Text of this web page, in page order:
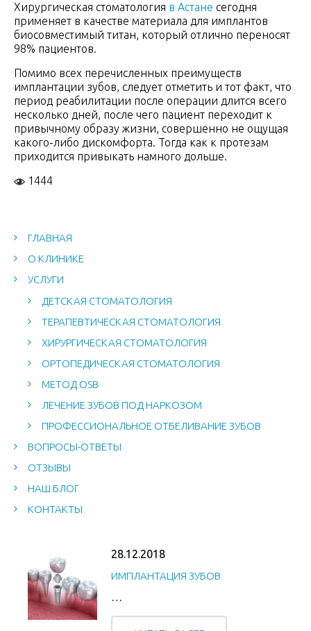
Хирургическая стоматология в Астане сегодня
применяет в качестве материала для имплантов
биосовместимый титан, который отлично переносят
98% пациентов.
Помимо всех перечисленных преимуществ
имплантации зубов, следует отметить и тот факт, что
период реабилитации после операции длится всего
несколько дней, после чего пациент переходит к
привычному образу жизни, совершенно не ощущая
какого-либо дискомфорта. Тогда как к протезам
приходится привыкать намного дольше.
1444
ГЛАВНАЯ
О КЛИНИКЕ
УСЛУГИ
ДЕТСКАЯ СТОМАТОЛОГИЯ
ТЕРАПЕВТИЧЕСКАЯ СТОМАТОЛОГИЯ
ХИРУРГИЧЕСКАЯ СТОМАТОЛОГИЯ
ОРТОПЕДИЧЕСКАЯ СТОМАТОЛОГИЯ
МЕТОД OSB
ЛЕЧЕНИЕ ЗУБОВ ПОД НАРКОЗОМ
ПРОФЕССИОНАЛЬНОЕ ОТБЕЛИВАНИЕ ЗУБОВ
ВОПРОСЫ-ОТВЕТЫ
ОТЗЫВЫ
НАШ БЛОГ
КОНТАКТЫ
28.12.2018
ИМПЛАНТАЦИЯ ЗУБОВ
…